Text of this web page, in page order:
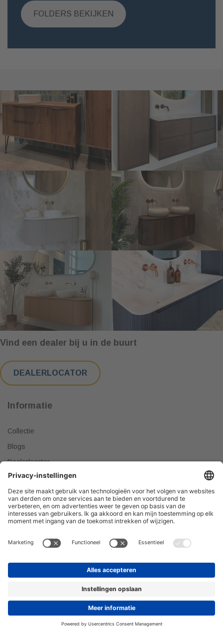
FOLDERS BEKIJKEN
Vind een dealer bij u in de buurt
DEALERLOCATOR
Informatie
Collectie
Blogs
Dealerlocator
Dealer worden
Meest gestelde vragen
Tips & Tricks
DEALER WORDEN